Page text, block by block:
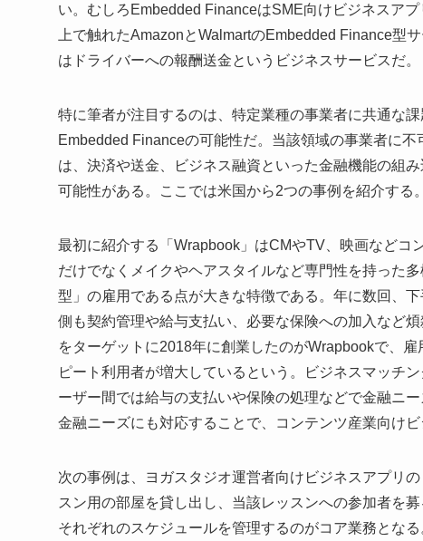
い。むしろEmbedded FinanceはSME向けビジネスア
上で触れたAmazonとWalmartのEmbedded Finance型
はドライバーへの報酬送金というビジネスサービスだ。
特に筆者が注目するのは、特定業種の事業者に共通な
Embedded Financeの可能性だ。当該領域の事業者に
は、決済や送金、ビジネス融資といった金融機能の組
可能性がある。ここでは米国から2つの事例を紹介する。
最初に紹介する「Wrapbook」はCMやTV、映画などコ
だけでなくメイクやヘアスタイルなど専門性を持った
型」の雇用である点が大きな特徴である。年に数回、
側も契約管理や給与支払い、必要な保険への加入など
をターゲットに2018年に創業したのがWrapbookで、
ピート利用者が増大しているという。ビジネスマッチ
ーザー間では給与の支払いや保険の処理などで金融ニ
金融ニーズにも対応することで、コンテンツ産業向け
次の事例は、ヨガスタジオ運営者向けビジネスアプリ
スン用の部屋を貸し出し、当該レッスンへの参加者を
それぞれのスケジュールを管理するのがコア業務とな